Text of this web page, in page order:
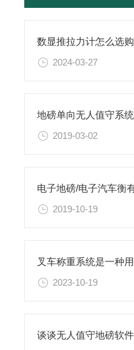
数显推拉力计怎么选购
2024-03-27
2019-03-02
2019-10-19
2023-10-19